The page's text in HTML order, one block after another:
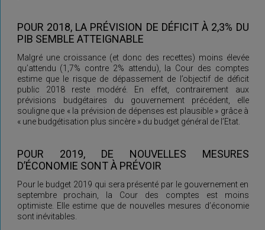
POUR 2018, LA PRÉVISION DE DÉFICIT À 2,3% DU
PIB SEMBLE ATTEIGNABLE
Malgré une croissance (et donc des recettes) moins élevée
qu’attendu (1,7% contre 2% attendu), la Cour des comptes
estime que le risque de dépassement de l’objectif de déficit
public 2018 reste modéré. En effet, contrairement aux
prévisions budgétaires du gouvernement précédent, elle
souligne que « la prévision de dépenses est plausible » grâce à
« une budgétisation plus sincère » du budget général de l’Etat.
POUR 2019, DE NOUVELLES MESURES
D’ÉCONOMIE SONT À PRÉVOIR
Pour le budget 2019 qui sera présenté par le gouvernement en
septembre prochain, la Cour des comptes est moins
optimiste. Elle estime que de nouvelles mesures d’économie
sont inévitables.